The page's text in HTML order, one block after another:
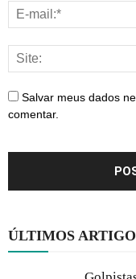
Salvar meus dados
comentar.
ÚLTIMOS